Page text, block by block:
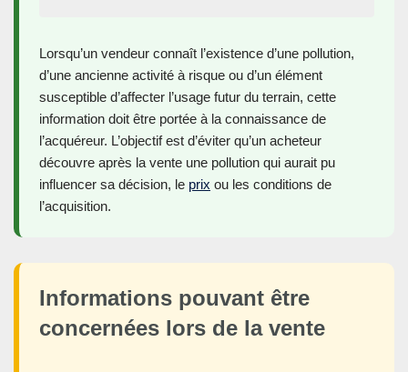
Lorsqu’un vendeur connaît l’existence d’une pollution,
d’une ancienne activité à risque ou d’un élément
susceptible d’affecter l’usage futur du terrain, cette
information doit être portée à la connaissance de
l’acquéreur. L’objectif est d’éviter qu’un acheteur
découvre après la vente une pollution qui aurait pu
influencer sa décision, le prix ou les conditions de
l’acquisition.
Informations pouvant être
concernées lors de la vente